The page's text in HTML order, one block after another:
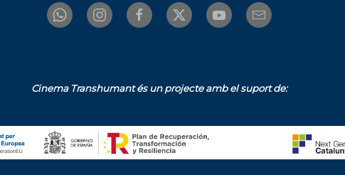
Cinema Transhumant és un projecte amb el suport de: